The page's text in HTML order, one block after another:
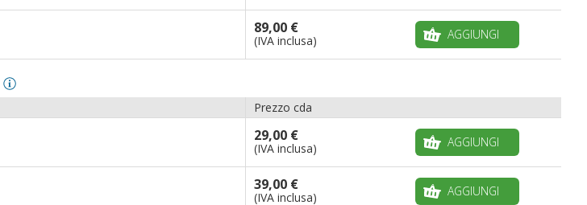
89,00 €
(IVA inclusa) AGGIUNGI
Prezzo cda
29,00 €
(IVA inclusa) AGGIUNGI
39,00 €
(IVA inclusa) AGGIUNGI